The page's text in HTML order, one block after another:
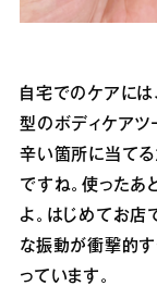
自宅でのケアには
型のボディケアツ
辛い箇所に当てる
ですね。使ったあ
よ。はじめてお店
な振動が衝撃的す
っています。